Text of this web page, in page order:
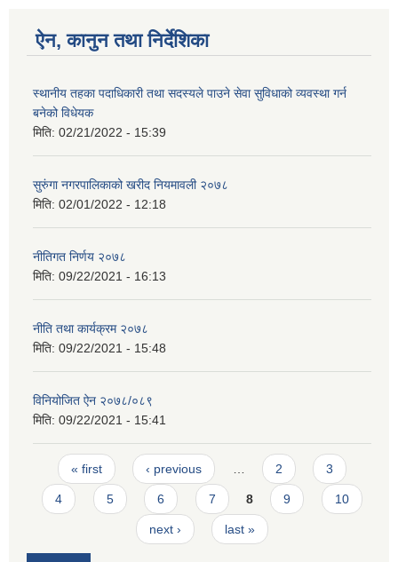
ऐन, कानुन तथा निर्देशिका
स्थानीय तहका पदाधिकारी तथा सदस्यले पाउने सेवा सुविधाको व्यवस्था गर्न
बनेको विधेयक
मिति: 02/21/2022 - 15:39
सुरुंगा नगरपालिकाको खरीद नियमावली २०७८
मिति: 02/01/2022 - 12:18
नीतिगत निर्णय २०७८
मिति: 09/22/2021 - 16:13
नीति तथा कार्यक्रम २०७८
मिति: 09/22/2021 - 15:48
विनियोजित ऐन २०७८/०८९
मिति: 09/22/2021 - 15:41
Pages
« first ‹ previous 2 3
4 5 6 7 8 9 10
next › last »